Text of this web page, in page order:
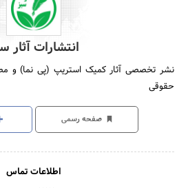
انتشارات آثار
نشر تخصصی آثار کمیک استریپ (پی نما) و
حقوقی
صفحه رسمی
اطلاعات تماس